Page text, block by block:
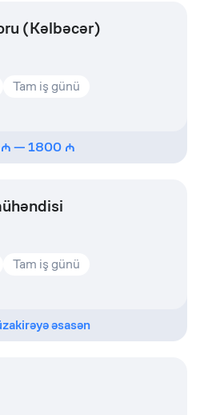
(Kəlbəcər)
Tam iş günü
—1800
Tam iş günü
əsasən